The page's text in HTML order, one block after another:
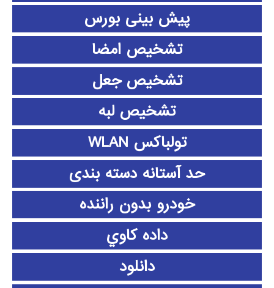
پیش بینی بورس
تشخیص امضا
تشخیص جعل
تشخیص لبه
تولباکس WLAN
حد آستانه دسته بندی
خودرو بدون راننده
داده كاوي
دانلود